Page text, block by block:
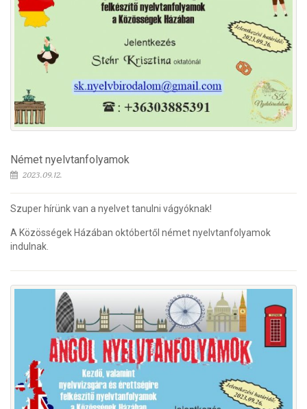
Német nyelvtanfolyamok
2023.09.12.
Szuper hírünk van a nyelvet tanulni vágyóknak!
A Közösségek Házában októbertől német nyelvtanfolyamok
indulnak.